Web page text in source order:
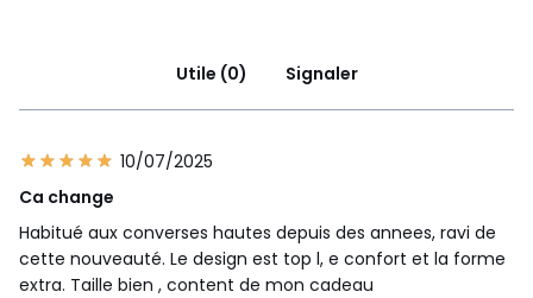
Utile (0) Signaler
10/07/2025
Ca change
Habitué aux converses hautes depuis des annees, ravi de
cette nouveauté. Le design est top l, e confort et la forme
extra. Taille bien , content de mon cadeau